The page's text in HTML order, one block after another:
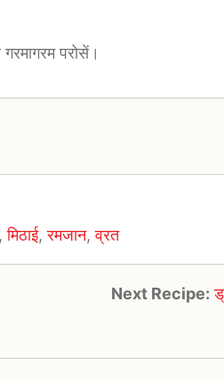
परोसें।
मिठाई,रमजान,व्रत
Next Recipe: